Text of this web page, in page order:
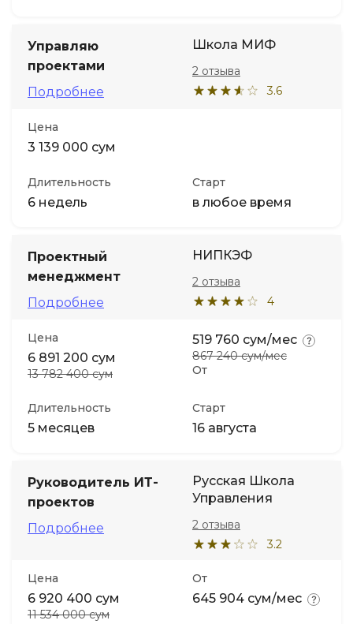
Управляю
проектами
Подробнее
Школа МИФ
3.6
2 отзыва
Цена
3 139 000 сум
Длительность
6 недель
Старт
в любое время
Проектный
менеджмент
Подробнее
НИПКЭФ
4
2 отзыва
Цена
6 891 200 сум
13 782 400 сум От
519 760 сум/мес
867 240 сум/мес
Длительность
5 месяцев
Старт
16 августа
Руководитель ИТ-
проектов
Подробнее
Русская Школа
Управления
3.2
2 отзыва
Цена
6 920 400 сум
11 534 000 сум
От
645 904 сум/мес